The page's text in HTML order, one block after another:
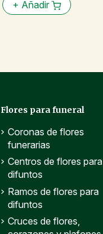
+ Añadir
Flores para funeral
Coronas de flores
funerarias
Centros de flores para
difuntos
Ramos de flores para
difuntos
Cruces de flores,